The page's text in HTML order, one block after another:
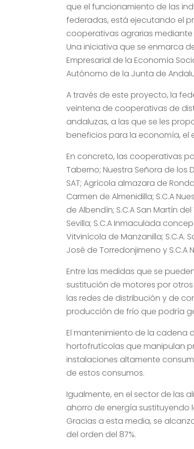
que el funcionamiento de las
federadas, está ejecutando el
cooperativas agrarias
Una iniciativa que se enmarca
Empresarial de la Economía
Autónomo de la Junta de
A través de este proyecto, la
veintena de cooperativas de
andaluzas, a las que se les
beneficios para la economía, el
En concreto, las cooperativas
Taberno; Nuestra Señora de los
SAT; Agrícola almazara de
Carmen de Almenidilla; S.C.A
de Albendín; S.C.A San Martín
Sevilla; S.C.A Inmaculada
Vitvinícola de Manzanilla; S.C.A.
José de Torredonjimeno y S.C.A
Entre las medidas que se
sustitución de motores por
las redes de distribución y de
producción de frío que podría
El mantenimiento de la cadena
hortofrutícolas que manipulan
instalaciones altamente
de estos consumos.
Igualmente, en el sector de las
ahorro de energía sustituyendo
Gracias a esta media, se
del orden del 87%.